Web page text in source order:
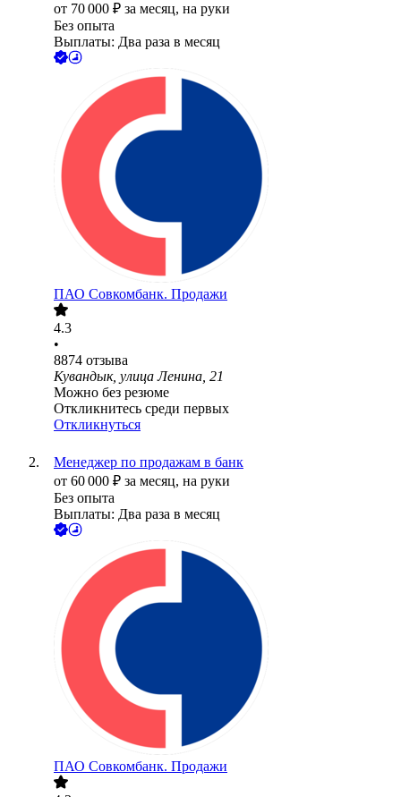
от 70 000 ₽ за месяц, на руки
Без опыта
Выплаты: Два раза в месяц
ПАО Совкомбанк. Продажи
4.3
•
8874 отзыва
Кувандык, улица Ленина, 21
Можно без резюме
Откликнитесь среди первых
Откликнуться
Менеджер по продажам в банк
от 60 000 ₽ за месяц, на руки
Без опыта
Выплаты: Два раза в месяц
ПАО Совкомбанк. Продажи